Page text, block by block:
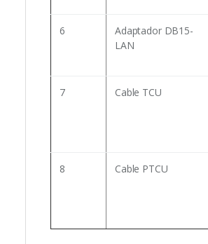
6
Adaptador DB15-
LAN
7 Cable TCU
8 Cable PTCU